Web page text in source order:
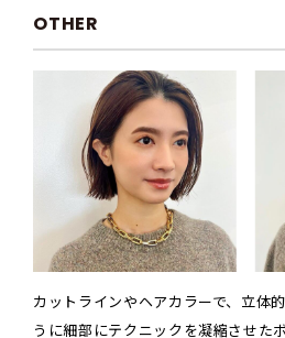
OTHER
カットラインやヘアカラーで、立体
うに細部にテクニックを凝縮させた